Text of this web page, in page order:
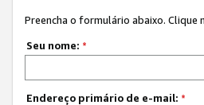
Preencha o formulário abaixo.
Seu nome: *
Endereço primário de e-mail: *